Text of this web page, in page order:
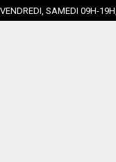
SAMEDI 09H-19H,